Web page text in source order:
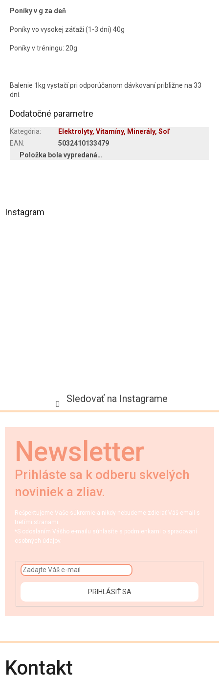
Poníky v g za deň
Poníky vo vysokej záťaži (1-3 dni) 40g
Poníky v tréningu: 20g
Balenie 1kg vystačí pri odporúčanom dávkovaní približne na 33
dní.
Dodatočné parametre
Kategória:
Elektrolyty, Vitamíny, Minerály, Soľ
EAN:
5032410133479
Položka bola vypredaná…
á
Instagram
Sledovať na Instagrame
Newsletter
Prihláste sa k odberu skvelých
noviniek a zliav.
Rešpektujeme Vaše súkromie a nikdy nebudeme zdieľať Váš email s
tretími stranami.
*S odoslaním Vášho e-mailu súhlasíte s podmienkami o spracovaní
osobných údajov.
PRIHLÁSIŤ SA
Kontakt